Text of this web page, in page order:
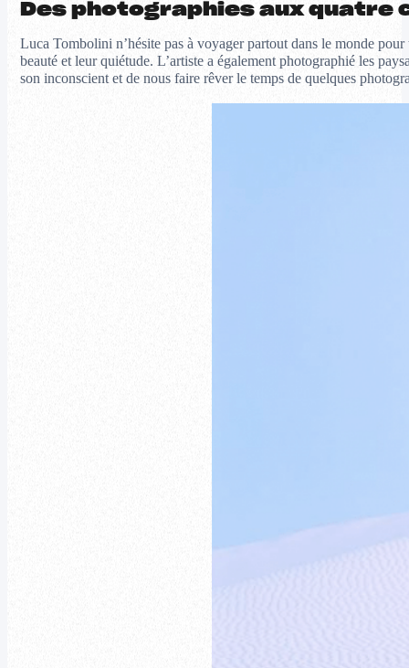
Des photographies aux quatre
Luca Tombolini n’hésite pas à voyager partout dans le monde
beauté et leur quiétude. L’artiste a également photographié les
son inconscient et de nous faire rêver le temps de quelques